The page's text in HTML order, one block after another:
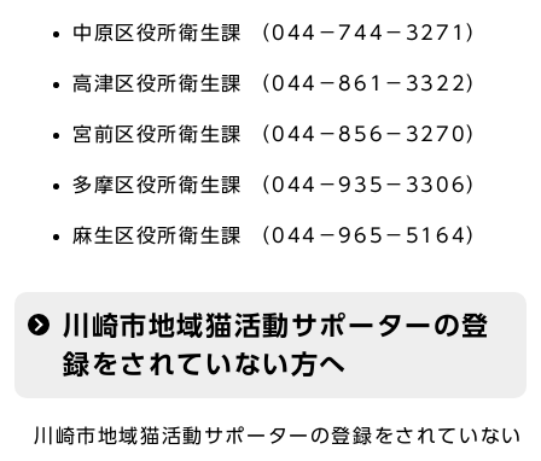
中原区役所衛生課 （044－744－3271）
高津区役所衛生課 （044－861－3322）
宮前区役所衛生課 （044－856－3270）
多摩区役所衛生課 （044－935－3306）
麻生区役所衛生課 （044－965－5164）
川崎市地域猫活動サポーターの登
録をされていない方へ
川崎市地域猫活動サポーターの登録をされていない